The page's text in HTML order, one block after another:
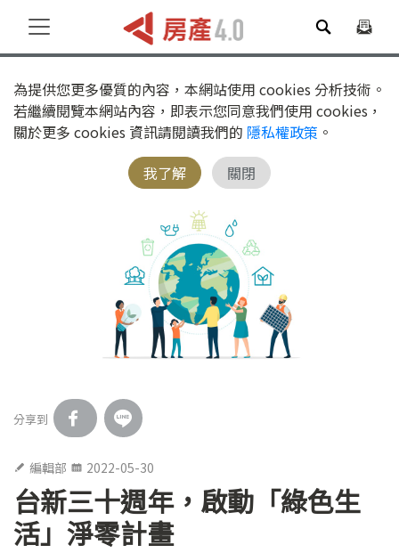
為提供您更多優質的內容，本網站使用 cookies 分析技術。
若繼續閱覽本網站內容，即表示您同意我們使用 cookies，
關於更多 cookies 資訊請閱讀我們的 隱私權政策 。
我了解
關閉
分享到
編輯部 2022-05-30
台新三十週年，啟動「綠色生
活」淨零計畫